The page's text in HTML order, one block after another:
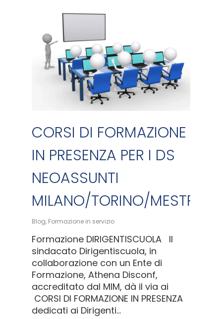
CORSI DI FORMAZIONE
IN PRESENZA PER I DS
NEOASSUNTI
MILANO/TORINO/MESTRE/
Blog, Formazione in servizio
Formazione DIRIGENTISCUOLA Il
sindacato Dirigentiscuola, in
collaborazione con un Ente di
Formazione, Athena Disconf,
accreditato dal MIM, dà il via ai
CORSI DI FORMAZIONE IN PRESENZA
dedicati ai Dirigenti...